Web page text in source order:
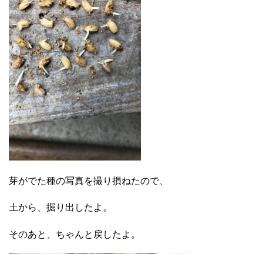
芽がでた種の写真を撮り損ねたので、
土から、掘り出したよ。
そのあと、ちゃんと戻したよ。